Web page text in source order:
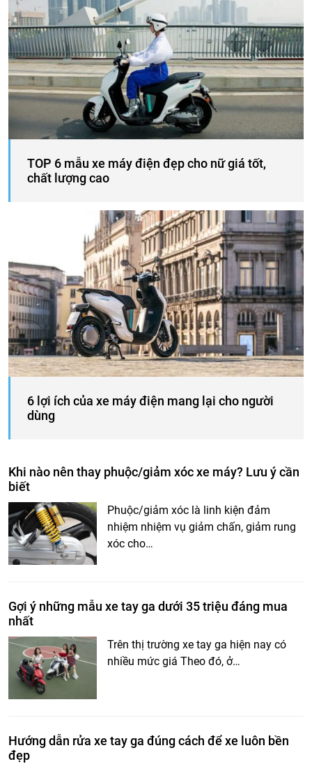
TOP 6 mẫu xe máy điện đẹp cho nữ giá tốt,
chất lượng cao
6 lợi ích của xe máy điện mang lại cho người
dùng
Khi nào nên thay phuộc/giảm xóc xe máy? Lưu ý cần
biết
Phuộc/giảm xóc là linh kiện đảm
nhiệm nhiệm vụ giảm chấn, giảm rung
xóc cho…
Gợi ý những mẫu xe tay ga dưới 35 triệu đáng mua
nhất
Trên thị trường xe tay ga hiện nay có
nhiều mức giá Theo đó, ở…
Hướng dẫn rửa xe tay ga đúng cách để xe luôn bền
đẹp